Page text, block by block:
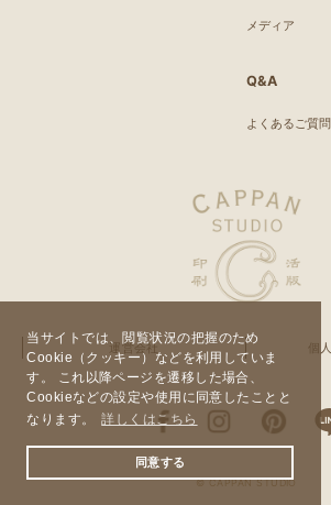
当サイトでは、閲覧状況の把握のため
Cookie（クッキー）などを利用していま
す。 これ以降ページを遷移した場合、
Cookieなどの設定や使用に同意したことと
なります。
詳しくはこちら
同意する
メディア
Q&A
よくあるご質問
運営会社 個
© CAPPAN STUDIO